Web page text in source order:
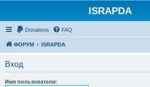
ISRAPDA
Donations FAQ
ФОРУМ ISRAPDA
Вход
Имя пользователя: